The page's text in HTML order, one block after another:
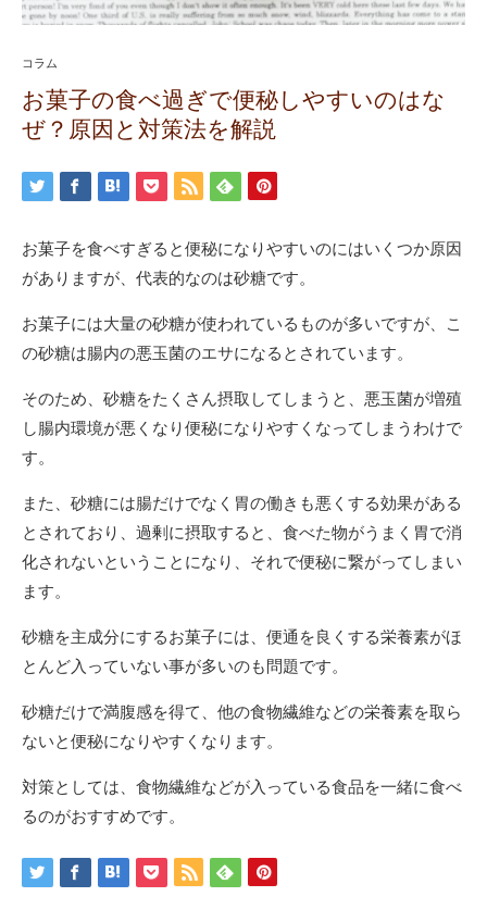
コラム
お菓子の食べ過ぎで便秘しやすいのはな
ぜ？原因と対策法を解説
お菓子を食べすぎると便秘になりやすいのにはいくつか原因
がありますが、代表的なのは砂糖です。
お菓子には大量の砂糖が使われているものが多いですが、こ
の砂糖は腸内の悪玉菌のエサになるとされています。
そのため、砂糖をたくさん摂取してしまうと、悪玉菌が増殖
し腸内環境が悪くなり便秘になりやすくなってしまうわけで
す。
また、砂糖には腸だけでなく胃の働きも悪くする効果がある
とされており、過剰に摂取すると、食べた物がうまく胃で消
化されないということになり、それで便秘に繋がってしまい
ます。
砂糖を主成分にするお菓子には、便通を良くする栄養素がほ
とんど入っていない事が多いのも問題です。
砂糖だけで満腹感を得て、他の食物繊維などの栄養素を取ら
ないと便秘になりやすくなります。
対策としては、食物繊維などが入っている食品を一緒に食べ
るのがおすすめです。